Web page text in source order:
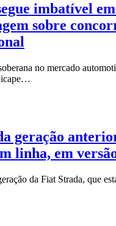
imbatível
sobre
no mercado
geração
linha, em
da Fiat Strada, que